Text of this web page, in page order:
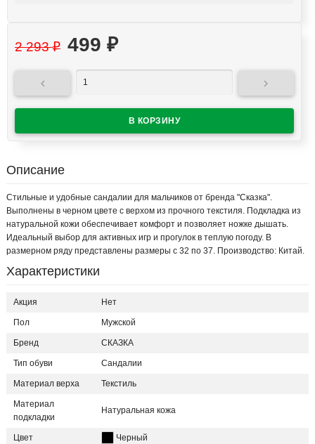
2 293₽ 499 ₽
 
Описание
Стильные и удобные сандалии для мальчиков от бренда "Сказка".
Выполнены в черном цвете с верхом из прочного текстиля. Подкладка из
натуральной кожи обеспечивает комфорт и позволяет ножке дышать.
Идеальный выбор для активных игр и прогулок в теплую погоду. В
размерном ряду представлены размеры с 32 по 37. Производство: Китай.
Характеристики
Акция Нет
Пол Мужской
Бренд СКАЗКА
Тип обуви Сандалии
Материал верха Текстиль
Материал
подкладки
Натуральная кожа
Цвет Черный